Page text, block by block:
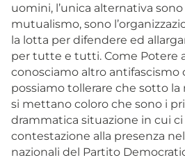
uomini, l’unica alternativa
mutualismo, sono
la lotta per difendere ed
per tutte e tutti. Come Potere
conosciamo altro antifascismo
possiamo tollerare che sotto
si mettano coloro che sono i
drammatica situazione in cui ci
contestazione alla presenza
nazionali del Partito